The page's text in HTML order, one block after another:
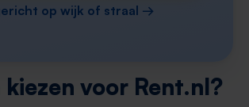
op wijk of straal →
voor Rent.nl?